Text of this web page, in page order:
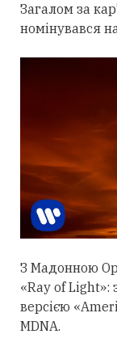
Загалом за
номінувався
З Мадонною
«Ray of Light»:
версією
MDNA.